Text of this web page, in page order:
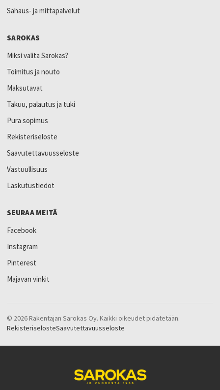
Sahaus- ja mittapalvelut
SAROKAS
Miksi valita Sarokas?
Toimitus ja nouto
Maksutavat
Takuu, palautus ja tuki
Pura sopimus
Rekisteriseloste
Saavutettavuusseloste
Vastuullisuus
Laskutustiedot
SEURAA MEITÄ
Facebook
Instagram
Pinterest
Majavan vinkit
© 2026 Rakentajan Sarokas Oy. Kaikki oikeudet pidätetään.
RekisteriselosteSaavutettavuusseloste